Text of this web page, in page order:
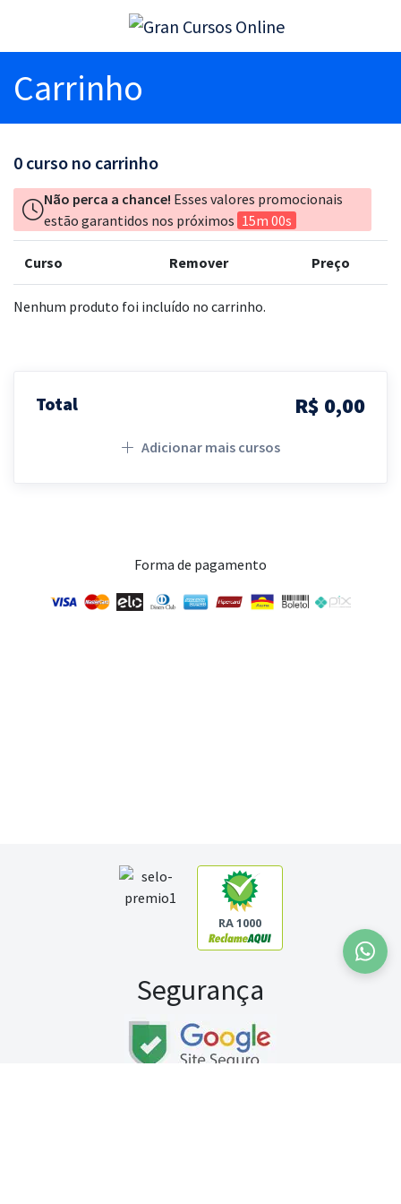
Carrinho
0 curso no carrinho
Não perca a chance! Esses valores promocionais
estão garantidos nos próximos 15m 00s
Curso Remover Preço
Nenhum produto foi incluído no carrinho.
Total R$ 0,00
Adicionar mais cursos
Forma de pagamento
RA 1000
Segurança